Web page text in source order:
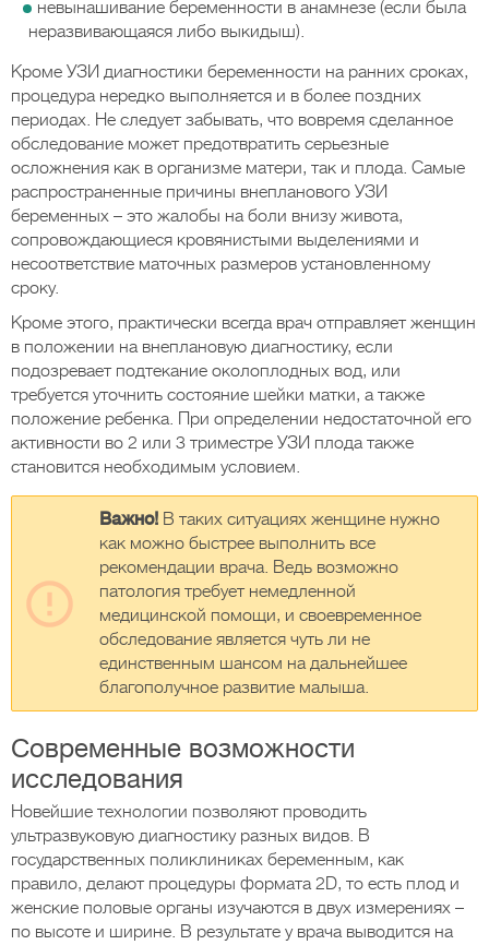
невынашивание беременности в анамнезе (если была
неразвивающаяся либо выкидыш).
Кроме УЗИ диагностики беременности на ранних сроках,
процедура нередко выполняется и в более поздних
периодах. Не следует забывать, что вовремя сделанное
обследование может предотвратить серьезные
осложнения как в организме матери, так и плода. Самые
распространенные причины внепланового УЗИ
беременных – это жалобы на боли внизу живота,
сопровождающиеся кровянистыми выделениями и
несоответствие маточных размеров установленному
сроку.
Кроме этого, практически всегда врач отправляет женщин
в положении на внеплановую диагностику, если
подозревает подтекание околоплодных вод, или
требуется уточнить состояние шейки матки, а также
положение ребенка. При определении недостаточной его
активности во 2 или 3 триместре УЗИ плода также
становится необходимым условием.
Важно! В таких ситуациях женщине нужно
как можно быстрее выполнить все
рекомендации врача. Ведь возможно
патология требует немедленной
медицинской помощи, и своевременное
обследование является чуть ли не
единственным шансом на дальнейшее
благополучное развитие малыша.
Современные возможности
исследования
Новейшие технологии позволяют проводить
ультразвуковую диагностику разных видов. В
государственных поликлиниках беременным, как
правило, делают процедуры формата 2D, то есть плод и
женские половые органы изучаются в двух измерениях –
по высоте и ширине. В результате у врача выводится на